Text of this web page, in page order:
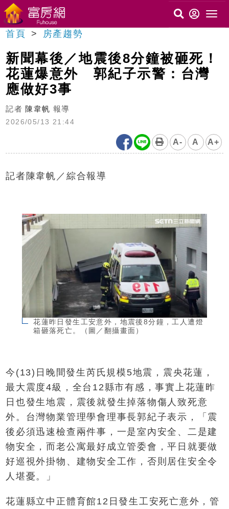
首頁 房產趨勢
新聞幕後／地震後8分鐘被砸死！
花蓮爆意外 郭紀子示警：台灣
應做好3事
記者 陳韋帆 報導
2026/05/13 21:44
A- A A+
記者陳韋帆／綜合報導
花蓮昨日發生工安意外，地震後8分鐘，工人遭燈
箱砸落死亡。（圖／翻攝畫面）
今(13)日晚間發生芮氏規模5地震，震央花蓮，
最大震度4級，全台12縣市有感，事實上花蓮昨
日也發生地震，震後就發生掉落物傷人致死意
外。台灣物業管理學會理事長郭紀子表示，「震
後必須迅速檢查兩件事，一是室內安全、二是建
物安全，而老公寓最好成立管委會，平日就要做
好巡視外掛物、建物安全工作，否則居住安全令
人堪憂。」
花蓮縣立中正體育館12日發生工安死亡意外，管